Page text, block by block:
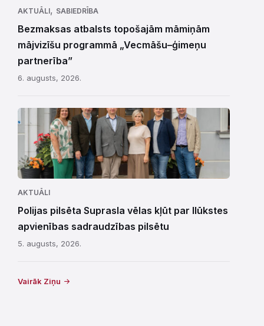
AKTUĀLI, SABIEDRĪBA
Bezmaksas atbalsts topošajām māmiņām
mājvizīšu programmā „Vecmāšu–ģimeņu
partnerība”
6. augusts, 2026.
AKTUĀLI
Polijas pilsēta Suprasla vēlas kļūt par Ilūkstes
apvienības sadraudzības pilsētu
5. augusts, 2026.
Vairāk Ziņu